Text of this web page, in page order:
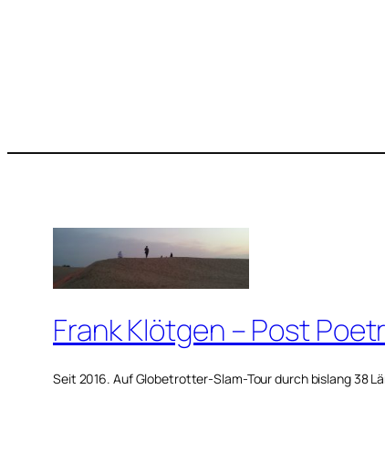
Frank Klötgen – Post
Seit 2016. Auf Globetrotter-Slam-Tour durch bislang 38